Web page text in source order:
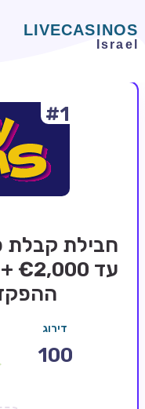
משחקים אונליין
משחקים חינמיים
בלאקג'ק אונליין
בונוסים בקזינו אונליין
#1
דירוג
100